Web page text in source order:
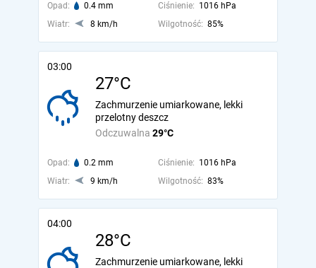
Opad: 0.4 mm Ciśnienie: 1016 hPa
Wiatr:
8 km/h Wilgotność: 85%
03:00
27°C
Odczuwalna 29°C
Zachmurzenie umiarkowane, lekki
przelotny deszcz
Opad: 0.2 mm Ciśnienie: 1016 hPa
Wiatr:
9 km/h Wilgotność: 83%
04:00
28°C
Zachmurzenie umiarkowane, lekki